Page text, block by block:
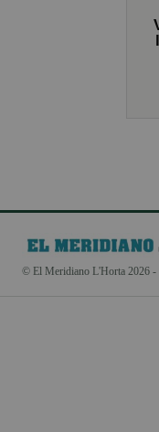
© El Meridiano L'Horta 2026 -